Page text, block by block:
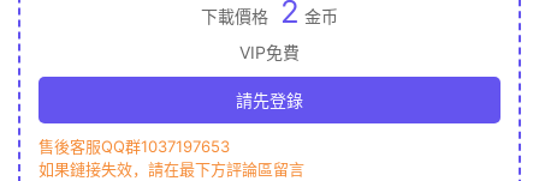
下載價格 2 金币
VIP免費
請先登錄
售後客服QQ群1037197653
如果鏈接失效，請在最下方評論區留言